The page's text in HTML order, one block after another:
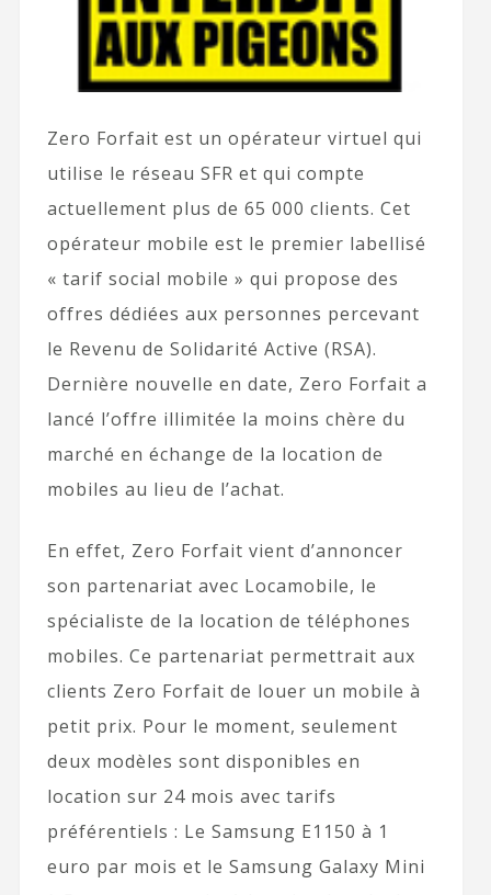
Zero Forfait est un opérateur virtuel qui
utilise le réseau SFR et qui compte
actuellement plus de 65 000 clients. Cet
opérateur mobile est le premier labellisé
« tarif social mobile » qui propose des
offres dédiées aux personnes percevant
le Revenu de Solidarité Active (RSA).
Dernière nouvelle en date, Zero Forfait a
lancé l’offre illimitée la moins chère du
marché en échange de la location de
mobiles au lieu de l’achat.
En effet, Zero Forfait vient d’annoncer
son partenariat avec Locamobile, le
spécialiste de la location de téléphones
mobiles. Ce partenariat permettrait aux
clients Zero Forfait de louer un mobile à
petit prix. Pour le moment, seulement
deux modèles sont disponibles en
location sur 24 mois avec tarifs
préférentiels : Le Samsung E1150 à 1
euro par mois et le Samsung Galaxy Mini